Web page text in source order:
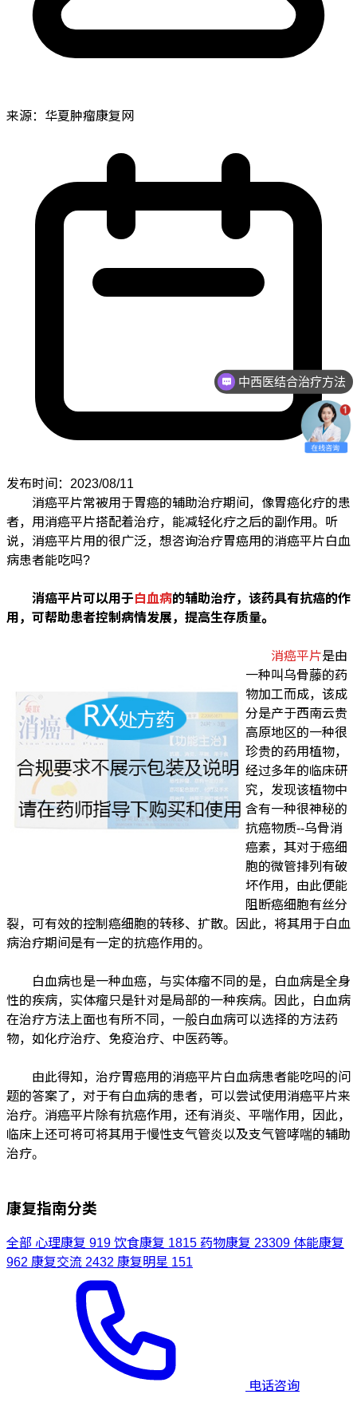
来源：华夏肿瘤康复网
发布时间：2023/08/11
消癌平片常被用于胃癌的辅助治疗期间，像胃癌化疗的患
者，用消癌平片搭配着治疗，能减轻化疗之后的副作用。听
说，消癌平片用的很广泛，想咨询治疗胃癌用的消癌平片白血
病患者能吃吗?
消癌平片可以用于白血病的辅助治疗，该药具有抗癌的作
用，可帮助患者控制病情发展，提高生存质量。
消癌平片是由
一种叫乌骨藤的药
物加工而成，该成
分是产于西南云贵
高原地区的一种很
珍贵的药用植物，
经过多年的临床研
究，发现该植物中
含有一种很神秘的
抗癌物质--乌骨消
癌素，其对于癌细
胞的微管排列有破
坏作用，由此便能
阻断癌细胞有丝分
裂，可有效的控制癌细胞的转移、扩散。因此，将其用于白血
病治疗期间是有一定的抗癌作用的。
白血病也是一种血癌，与实体瘤不同的是，白血病是全身
性的疾病，实体瘤只是针对是局部的一种疾病。因此，白血病
在治疗方法上面也有所不同，一般白血病可以选择的方法药
物，如化疗治疗、免疫治疗、中医药等。
由此得知，治疗胃癌用的消癌平片白血病患者能吃吗的问
题的答案了，对于有白血病的患者，可以尝试使用消癌平片来
治疗。消癌平片除有抗癌作用，还有消炎、平喘作用，因此，
临床上还可将可将其用于慢性支气管炎以及支气管哮喘的辅助
治疗。
康复指南分类
全部 心理康复 919饮食康复 1815 药物康复 23309 体能康复
962康复交流2432康复明星 151
电话咨询
中西医结合治疗方法